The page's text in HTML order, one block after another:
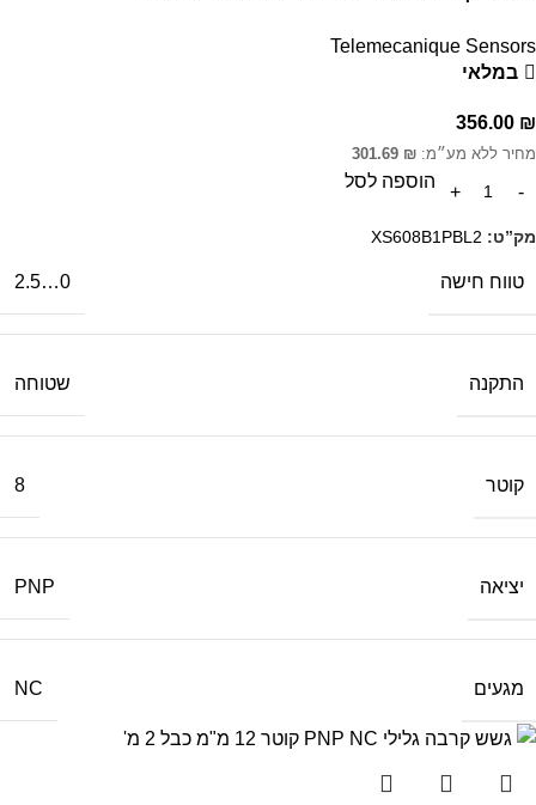
Telemecanique Sensors
במלאי
356.00 ₪
מחיר ללא מע״מ: 301.69 ₪
הוספה לסל
מק”ט: XS608B1PBL2
טווח חישה 0…2.5
התקנה שטוחה
קוטר 8
יציאה PNP
מגעים NC